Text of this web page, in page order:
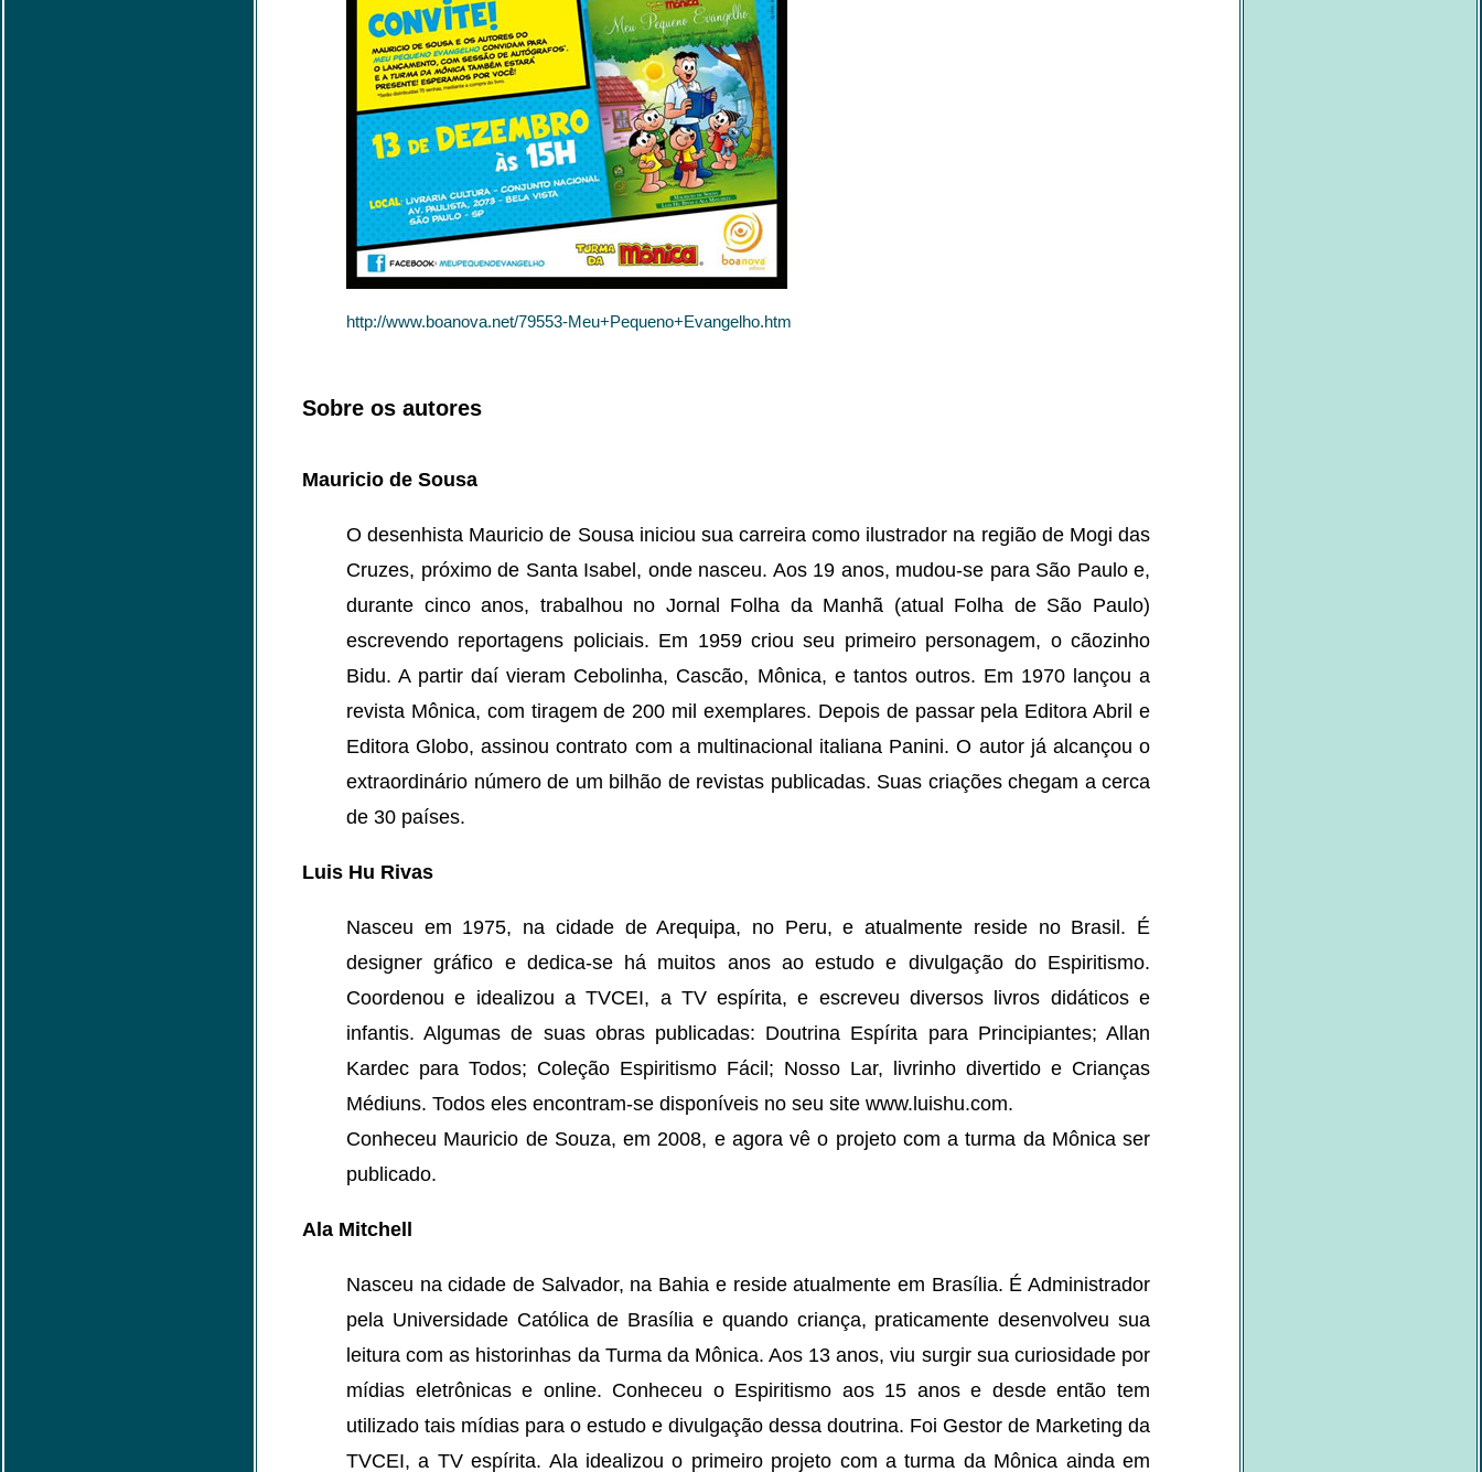
http://www.boanova.net/79553-Meu+Pequeno+Evangelho.htm
Sobre os autores
Mauricio de Sousa
O desenhista Mauricio de Sousa iniciou sua carreira como ilustrador na região de Mogi das
Cruzes, próximo de Santa Isabel, onde nasceu. Aos 19 anos, mudou-se para São Paulo e,
durante cinco anos, trabalhou no Jornal Folha da Manhã (atual Folha de São Paulo)
escrevendo reportagens policiais. Em 1959 criou seu primeiro personagem, o cãozinho
Bidu. A partir daí vieram Cebolinha, Cascão, Mônica, e tantos outros. Em 1970 lançou a
revista Mônica, com tiragem de 200 mil exemplares. Depois de passar pela Editora Abril e
Editora Globo, assinou contrato com a multinacional italiana Panini. O autor já alcançou o
extraordinário número de um bilhão de revistas publicadas. Suas criações chegam a cerca
de 30 países.
Luis Hu Rivas
Nasceu em 1975, na cidade de Arequipa, no Peru, e atualmente reside no Brasil. É
designer gráfico e dedica-se há muitos anos ao estudo e divulgação do Espiritismo.
Coordenou e idealizou a TVCEI, a TV espírita, e escreveu diversos livros didáticos e
infantis. Algumas de suas obras publicadas: Doutrina Espírita para Principiantes; Allan
Kardec para Todos; Coleção Espiritismo Fácil; Nosso Lar, livrinho divertido e Crianças
Médiuns. Todos eles encontram-se disponíveis no seu site www.luishu.com.
Conheceu Mauricio de Souza, em 2008, e agora vê o projeto com a turma da Mônica ser
publicado.
Ala Mitchell
Nasceu na cidade de Salvador, na Bahia e reside atualmente em Brasília. É Administrador
pela Universidade Católica de Brasília e quando criança, praticamente desenvolveu sua
leitura com as historinhas da Turma da Mônica. Aos 13 anos, viu surgir sua curiosidade por
mídias eletrônicas e online. Conheceu o Espiritismo aos 15 anos e desde então tem
utilizado tais mídias para o estudo e divulgação dessa doutrina. Foi Gestor de Marketing da
TVCEI, a TV espírita. Ala idealizou o primeiro projeto com a turma da Mônica ainda em